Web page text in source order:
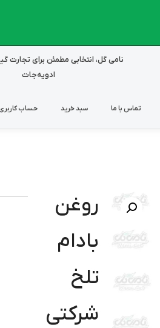
نامی گل، انتخابی مطمئن برای تجارت
ادویه‌جات
تماس با ما سبد خرید حساب
روغن
بادام
تلخ
شرکتی